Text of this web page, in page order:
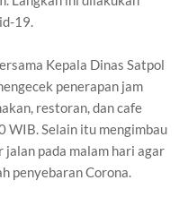
19.
Kepala Dinas Satpol
penerapan jam
restoran, dan cafe
WIB. Selain itu mengimbau
pada malam hari agar
penyebaran Corona.